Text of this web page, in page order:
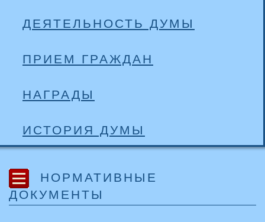
ДЕЯТЕЛЬНОСТЬ ДУМЫ
ПРИЕМ ГРАЖДАН
НАГРАДЫ
ИСТОРИЯ ДУМЫ
НОРМАТИВНЫЕ
ДОКУМЕНТЫ